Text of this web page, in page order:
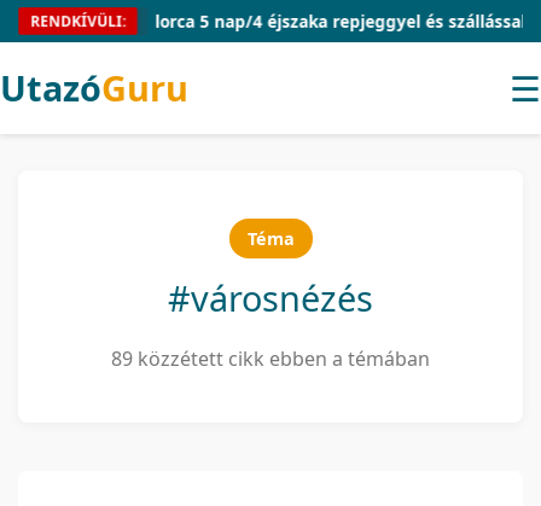
RENDKÍVÜLI:
Mallorca 5 nap/4 éjszaka repjeggyel és szállással 54.910
UtazóGuru ☰
Téma
#városnézés
89 közzétett cikk ebben a témában